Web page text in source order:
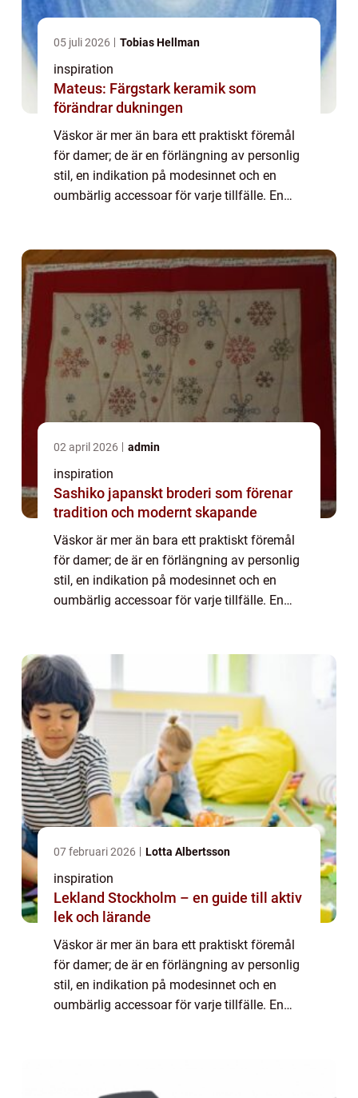
05 juli 2026 Tobias Hellman
inspiration
Mateus: Färgstark keramik som
förändrar dukningen
Väskor är mer än bara ett praktiskt föremål
för damer; de är en förlängning av personlig
stil, en indikation på modesinnet och en
oumbärlig accessoar för varje tillfälle. En
02 april 2026 admin
inspiration
Sashiko japanskt broderi som förenar
tradition och modernt skapande
Väskor är mer än bara ett praktiskt föremål
för damer; de är en förlängning av personlig
stil, en indikation på modesinnet och en
oumbärlig accessoar för varje tillfälle. En
07 februari 2026 Lotta Albertsson
inspiration
Lekland Stockholm – en guide till aktiv
lek och lärande
Väskor är mer än bara ett praktiskt föremål
för damer; de är en förlängning av personlig
stil, en indikation på modesinnet och en
oumbärlig accessoar för varje tillfälle. En